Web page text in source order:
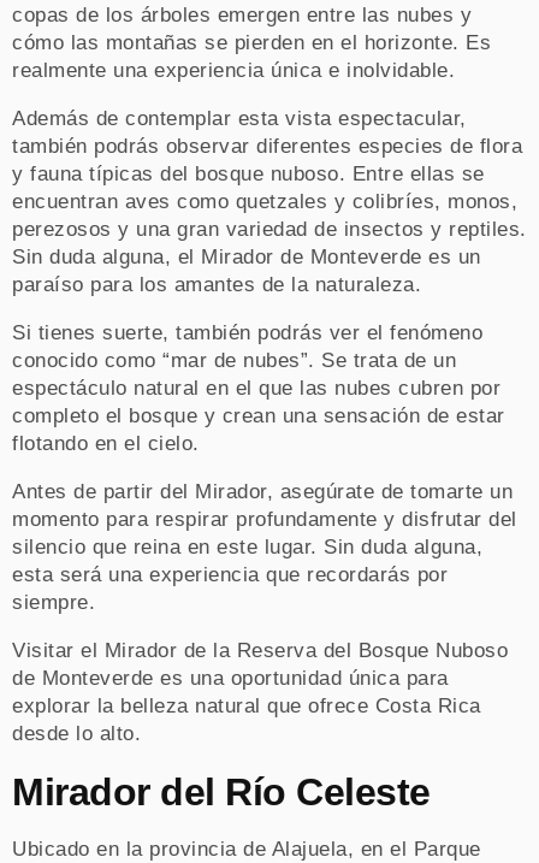
copas de los árboles emergen entre las nubes y
cómo las montañas se pierden en el horizonte. Es
realmente una experiencia única e inolvidable.
Además de contemplar esta vista espectacular,
también podrás observar diferentes especies de flora
y fauna típicas del bosque nuboso. Entre ellas se
encuentran aves como quetzales y colibríes, monos,
perezosos y una gran variedad de insectos y reptiles.
Sin duda alguna, el Mirador de Monteverde es un
paraíso para los amantes de la naturaleza.
Si tienes suerte, también podrás ver el fenómeno
conocido como “mar de nubes”. Se trata de un
espectáculo natural en el que las nubes cubren por
completo el bosque y crean una sensación de estar
flotando en el cielo.
Antes de partir del Mirador, asegúrate de tomarte un
momento para respirar profundamente y disfrutar del
silencio que reina en este lugar. Sin duda alguna,
esta será una experiencia que recordarás por
siempre.
Visitar el Mirador de la Reserva del Bosque Nuboso
de Monteverde es una oportunidad única para
explorar la belleza natural que ofrece Costa Rica
desde lo alto.
Mirador del Río Celeste
Ubicado en la provincia de Alajuela, en el Parque